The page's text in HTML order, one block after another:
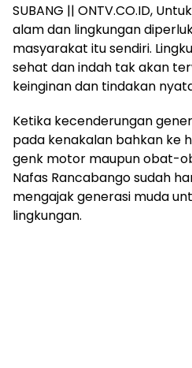
SUBANG || ONTV.CO.ID,
alam dan lingkungan
masyarakat itu sendiri.
sehat dan indah tak akan
keinginan dan tindakan
Ketika kecenderungan
pada kenakalan bahkan ke
genk motor maupun obat-
Nafas Rancabango sudah
mengajak generasi muda
lingkungan.